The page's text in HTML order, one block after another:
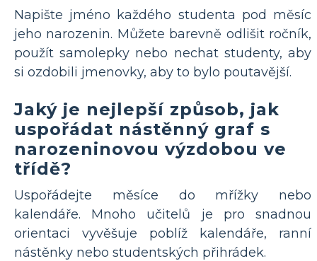
Napište jméno každého studenta pod měsíc
jeho narozenin. Můžete barevně odlišit ročník,
použít samolepky nebo nechat studenty, aby
si ozdobili jmenovky, aby to bylo poutavější.
Jaký je nejlepší způsob, jak
uspořádat nástěnný graf s
narozeninovou výzdobou ve
třídě?
Uspořádejte měsíce do mřížky nebo
kalendáře. Mnoho učitelů je pro snadnou
orientaci vyvěšuje poblíž kalendáře, ranní
nástěnky nebo studentských přihrádek.